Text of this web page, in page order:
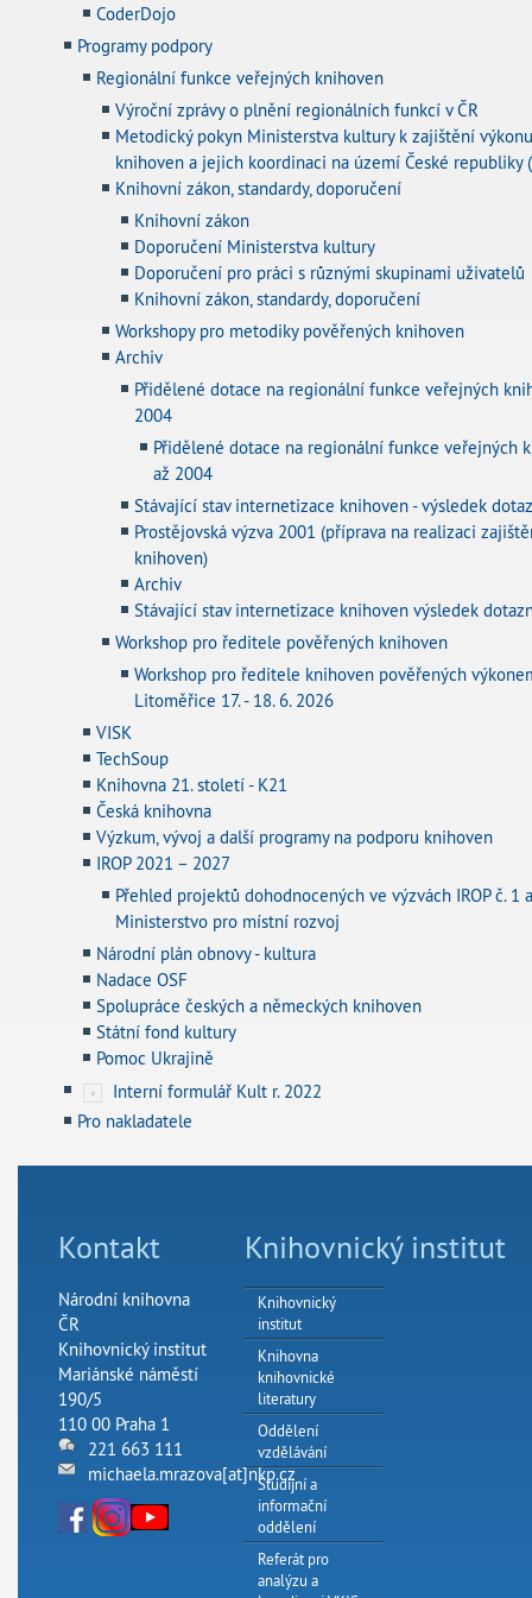
CoderDojo
Programy podpory
Regionální funkce veřejných knihoven
Výroční zprávy o plnění regionálních funkcí v ČR
Metodický pokyn Ministerstva kultury k zajištění
knihoven a jejich koordinaci na území České republiky
Knihovní zákon, standardy, doporučení
Knihovní zákon
Doporučení Ministerstva kultury
Doporučení pro práci s různými skupinami uživatelů
Knihovní zákon, standardy, doporučení
Workshopy pro metodiky pověřených knihoven
Archiv
Přidělené dotace na regionální funkce veřejných
2004
Přidělené dotace na regionální funkce veřejných
až 2004
Stávající stav internetizace knihoven - výsledek
Prostějovská výzva 2001 (příprava na realizaci
knihoven)
Archiv
Stávající stav internetizace knihoven výsledek
Workshop pro ředitele pověřených knihoven
Workshop pro ředitele knihoven pověřených
Litoměřice 17. - 18. 6. 2026
VISK
TechSoup
Knihovna 21. století - K21
Česká knihovna
Výzkum, vývoj a další programy na podporu knihoven
IROP 2021 – 2027
Přehled projektů dohodnocených ve výzvách IROP č. 1
Ministerstvo pro místní rozvoj
Národní plán obnovy - kultura
Nadace OSF
Spolupráce českých a německých knihoven
Státní fond kultury
Pomoc Ukrajině
Interní formulář Kult r. 2022
Pro nakladatele
Kontakt
Národní knihovna
ČR
Knihovnický institut
Mariánské náměstí
190/5
110 00 Praha 1
221 663 111
michaela.mrazova[at]nkp.cz
Knihovnický institut
Knihovnický
institut
Knihovna
knihovnické
literatury
Oddělení
vzdělávání
Studijní a
informační
oddělení
Referát pro
analýzu a